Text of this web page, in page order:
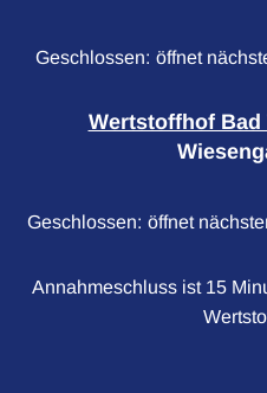
Klicken, um weitere
Geschlossen: öffnet
Wertstoffhof
Klicken, um weitere
Geschlossen: öffnet
Annahmeschluss ist 15